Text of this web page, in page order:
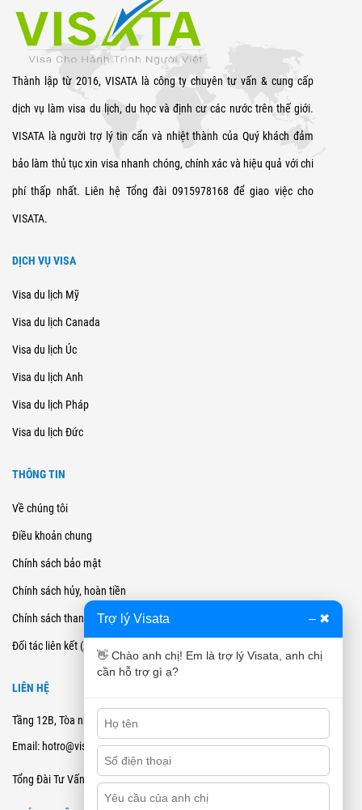
Thành lập từ 2016, VISATA là công ty chuyên tư vấn & cung cấp
dịch vụ làm visa du lịch, du học và định cư các nước trên thế giới.
VISATA là người trợ lý tin cẩn và nhiệt thành của Quý khách đảm
bảo làm thủ tục xin visa nhanh chóng, chính xác và hiệu quả với chi
phí thấp nhất. Liên hệ Tổng đài 0915978168 để giao việc cho
VISATA.
DỊCH VỤ VISA
Visa du lịch Mỹ
Visa du lịch Canada
Visa du lịch Úc
Visa du lịch Anh
Visa du lịch Pháp
Visa du lịch Đức
THÔNG TIN
Về chúng tôi
Điều khoản chung
Chính sách bảo mật
Chính sách hủy, hoàn tiền
Chính sách thanh toán
Đối tác liên kết (Affiliate)
LIÊN HỆ
Tầng 12B, Tòa nhà Cienco4 - 180 Nguyễn Thị Minh Khai, Quận 3, TPHCM
Email: hotro@visata.vn
Tổng Đài Tư Vấn: 0915978168
Trợ lý Visata – ✖
👋 Chào anh chị! Em là trợ lý Visata, anh chị
cần hỗ trợ gì ạ?